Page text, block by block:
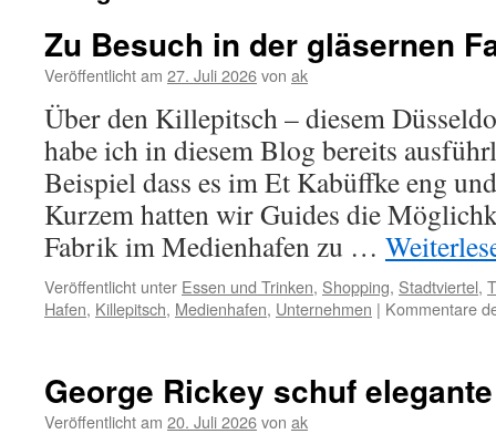
Zu Besuch in der gläsernen
Veröffentlicht am 27. Juli 2026von ak
Über den Killepitsch – diesem
habe ich in diesem Blog bereits
Beispiel dass es im Et Kabüffke eng
Kurzem hatten wir Guides die
Fabrik im Medienhafen zu …
Veröffentlicht unter Essen und Trinken, Shopping, Stadtviertel,
Hafen, Killepitsch, Medienhafen, Unternehmen | Kommentare
George Rickey schuf
Veröffentlicht am 20. Juli 2026von ak